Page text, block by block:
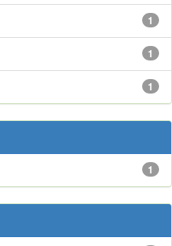
1
1
1
1